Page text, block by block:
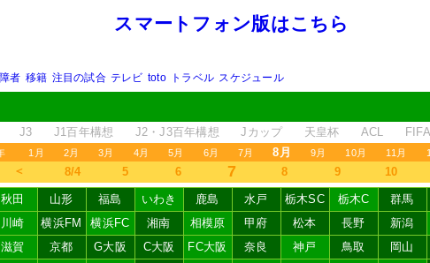
スマートフォン版はこちら
者 移籍 注目の試合 テレビ toto トラベル スケジュール
J3 J1百年構想 J2・J3百年構想 Jカップ 天皇杯 ACL
1月 2月 3月 4月 5月 6月 7月 8月 9月 10月 11月
＜ 8/4 5 6 7 8 9 10
秋田 山形 福島 いわき 鹿島 水戸 栃木SC 栃木C 群馬
川崎 横浜FM 横浜FC 湘南 相模原 甲府 松本 長野 新潟
滋賀 京都 G大阪 C大阪 FC大阪 奈良 神戸 鳥取 岡山